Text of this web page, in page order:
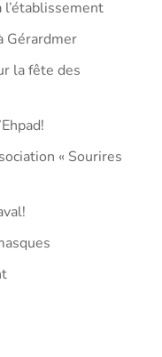
l’établissement
Gérardmer
la fête des
« Sourires